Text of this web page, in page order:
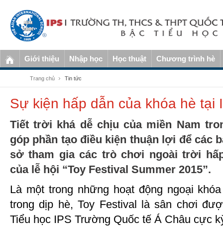
Giới thiệu Nhập học Học thuật Chương trình hè
Trang chủ Tin tức
Sự kiện hấp dẫn của khóa hè tại
Tiết trời khá dễ chịu của miền Nam
góp phần tạo điều kiện thuận lợi để các
sở tham gia các trò chơi ngoài trời
của lễ hội “Toy Festival Summer 2015”.
Là một trong những hoạt động ngoại
trong dịp hè, Toy Festival là sân chơi
Tiểu học IPS Trường Quốc tế Á Châu cực